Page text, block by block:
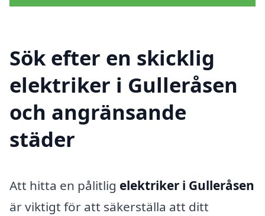
Sök efter en skicklig
elektriker i Gulleråsen
och angränsande
städer
Att hitta en pålitlig elektriker i Gulleråsen
är viktigt för att säkerställa att ditt